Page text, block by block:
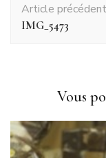
d'article
Article précédent
IMG_5473
Vous